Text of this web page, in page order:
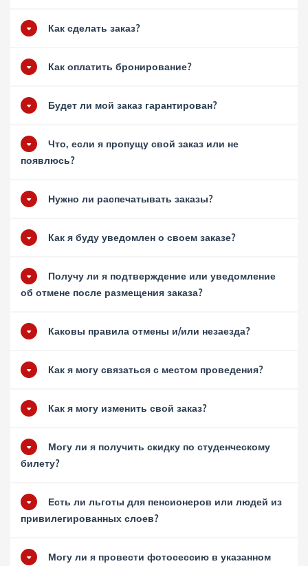
Как сделать заказ?
Как оплатить бронирование?
Будет ли мой заказ гарантирован?
Что, если я пропущу свой заказ или не
появлюсь?
Нужно ли распечатывать заказы?
Как я буду уведомлен о своем заказе?
Получу ли я подтверждение или уведомление
об отмене после размещения заказа?
Каковы правила отмены и/или незаезда?
Как я могу связаться с местом проведения?
Как я могу изменить свой заказ?
Могу ли я получить скидку по студенческому
билету?
Есть ли льготы для пенсионеров или людей из
привилегированных слоев?
Могу ли я провести фотосессию в указанном